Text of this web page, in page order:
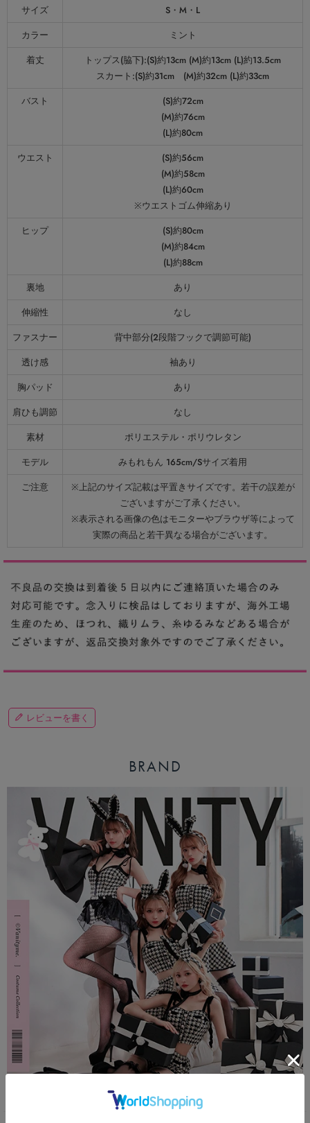
サイズ
S・M・L
カラー
ミント
着丈
トップス(脇下):(S)約13cm (M)約13cm (L)約13.5cm
スカート:(S)約31cm (M)約32cm (L)約33cm
バスト
(S)約72cm
(M)約76cm
(L)約80cm
ウエスト
(S)約56cm
(M)約58cm
(L)約60cm
※ウエストゴム伸縮あり
ヒップ
(S)約80cm
(M)約84cm
(L)約88cm
裏地
あり
伸縮性
なし
ファスナー
背中部分(2段階フックで調節可能)
透け感
袖あり
胸パッド
あり
肩ひも調節
なし
素材
ポリエステル・ポリウレタン
モデル
みもれもん 165cm/Sサイズ着用
ご注意
※上記のサイズ記載は平置きサイズです。若干の誤差が
ございますがご了承ください。
※表示される画像の色はモニターやブラウザ等によって
実際の商品と若干異なる場合がございます。
レビューを書く
BRAND